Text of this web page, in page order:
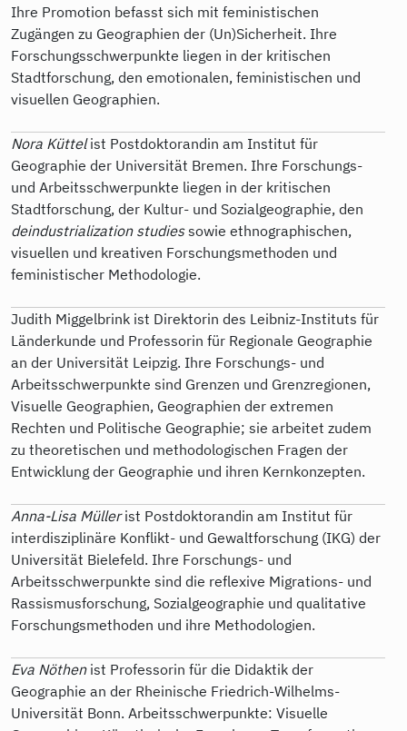
Ihre Promotion befasst sich mit feministischen
Zugängen zu Geographien der (Un)Sicherheit. Ihre
Forschungsschwerpunkte liegen in der kritischen
Stadtforschung, den emotionalen, feministischen und
visuellen Geographien.
Nora Küttelist Postdoktorandin am Institut für
Geographie der Universität Bremen. Ihre Forschungs-
und Arbeitsschwerpunkte liegen in der kritischen
Stadtforschung, der Kultur- und Sozialgeographie, den
deindustrialization studiessowie ethnographischen,
visuellen und kreativen Forschungsmethoden und
feministischer Methodologie.
Judith Miggelbrink ist Direktorin des Leibniz-Instituts für
Länderkunde und Professorin für Regionale Geographie
an der Universität Leipzig. Ihre Forschungs- und
Arbeitsschwerpunkte sind Grenzen und Grenzregionen,
Visuelle Geographien, Geographien der extremen
Rechten und Politische Geographie; sie arbeitet zudem
zu theoretischen und methodologischen Fragen der
Entwicklung der Geographie und ihren Kernkonzepten.
Anna-Lisa Müllerist Postdoktorandin am Institut für
interdisziplinäre Konflikt- und Gewaltforschung (IKG) der
Universität Bielefeld. Ihre Forschungs- und
Arbeitsschwerpunkte sind die reflexive Migrations- und
Rassismusforschung, Sozialgeographie und qualitative
Forschungsmethoden und ihre Methodologien.
Eva Nöthenist Professorin für die Didaktik der
Geographie an der Rheinische Friedrich-Wilhelms-
Universität Bonn. Arbeitsschwerpunkte: Visuelle